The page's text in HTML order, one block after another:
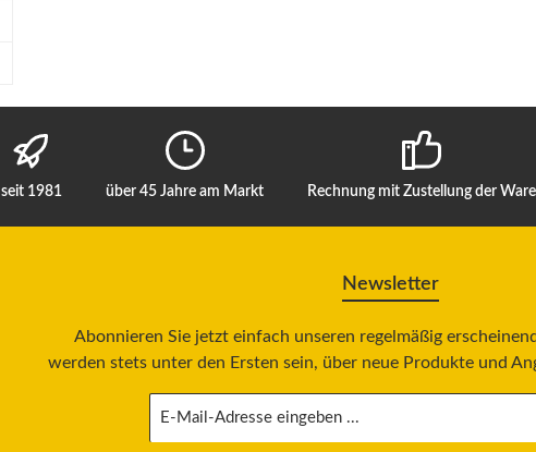
seit 1981 über 45 Jahre am Markt Rechnung mit Zustellung der Ware
Newsletter
Abonnieren Sie jetzt einfach unseren regelmäßig
werden stets unter den Ersten sein, über neue Produkte und
Mail-
Adresse